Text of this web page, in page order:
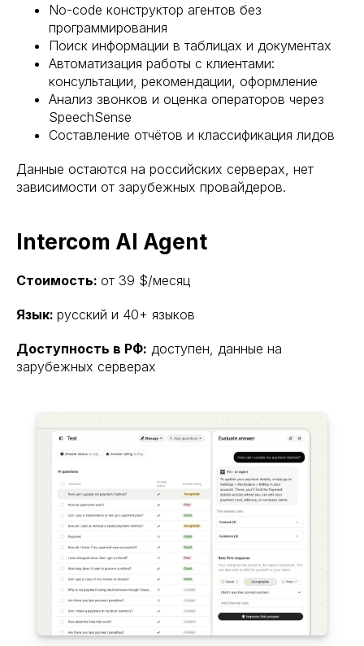
No-code конструктор агентов без
программирования
Поиск информации в таблицах и документах
Автоматизация работы с клиентами:
консультации, рекомендации, оформление
Анализ звонков и оценка операторов через
SpeechSense
Составление отчётов и классификация лидов
Данные остаются на российских серверах, нет
зависимости от зарубежных провайдеров.
Intercom AI Agent
Стоимость: от 39 $/месяц
Язык: русский и 40+ языков
Доступность в РФ: доступен, данные на
зарубежных серверах